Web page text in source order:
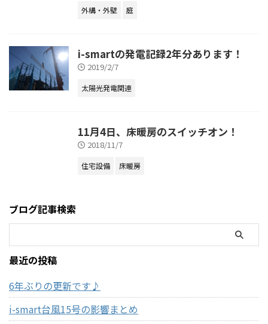
外構・外壁 庭
i-smartの発電記録2年分あります！
2019/2/7
太陽光発電関連
11月4日、床暖房のスイッチオン！
2018/11/7
住宅設備 床暖房
ブログ記事検索
最近の投稿
6年ぶりの更新です♪
i-smart台風15号の影響まとめ